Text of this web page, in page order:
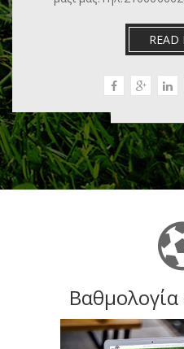
READ
Βαθμολογία